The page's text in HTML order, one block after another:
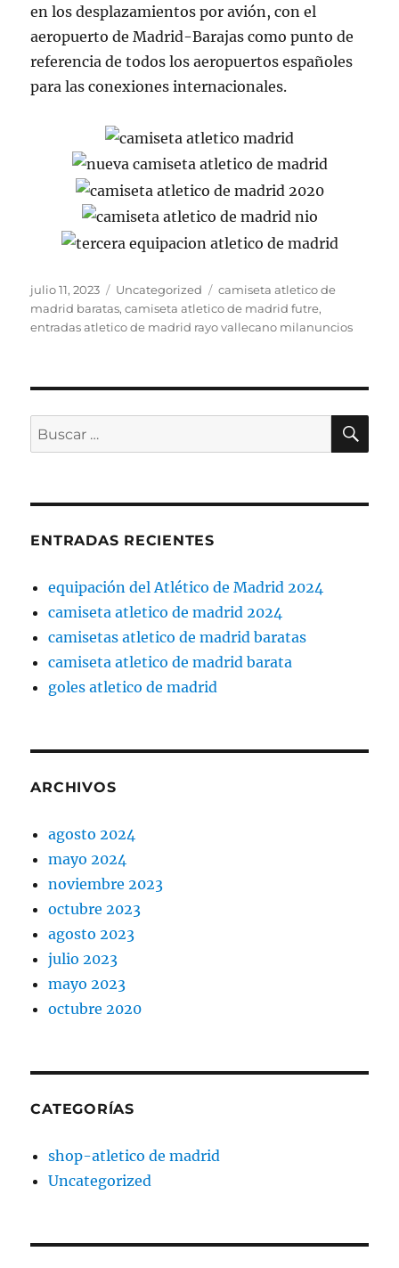
en los desplazamientos por avión, con el
aeropuerto de Madrid-Barajas como punto de
referencia de todos los aeropuertos españoles
para las conexiones internacionales.
Publicado
el
julio 11, 2023 Categorías
Uncategorized Etiquetas
camiseta atletico de
madrid baratas,camiseta atletico de madrid futre,
entradas atletico de madrid rayo vallecano milanuncios
Buscar
por:
ENTRADAS RECIENTES
equipación del Atlético de Madrid 2024
camiseta atletico de madrid 2024
camisetas atletico de madrid baratas
camiseta atletico de madrid barata
goles atletico de madrid
ARCHIVOS
agosto 2024
mayo 2024
noviembre 2023
octubre 2023
agosto 2023
julio 2023
mayo 2023
octubre 2020
CATEGORÍAS
shop-atletico de madrid
Uncategorized